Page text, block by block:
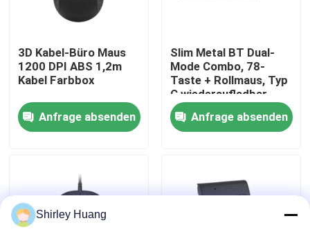
Qualitätskontrolle
Kontakt mit uns
Bitte um ein Angebot
Verdrahtete Computer-Tastatur und Maus
3D Kabel-Büro Maus
1200 DPI ABS 1,2m
Kabel Farbbox
Anfrage absenden
Slim Metal BT Dual-
Mode Combo, 78-
Taste + Rollmaus, Typ
C wiederaufladbar
Anfrage absenden
Shirley Huang